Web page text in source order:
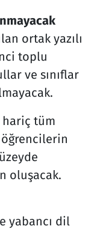
ortak yazılı
toplu
ve sınıflar
hariç tüm
öğrencilerin
oluşacak.
yabancı dil